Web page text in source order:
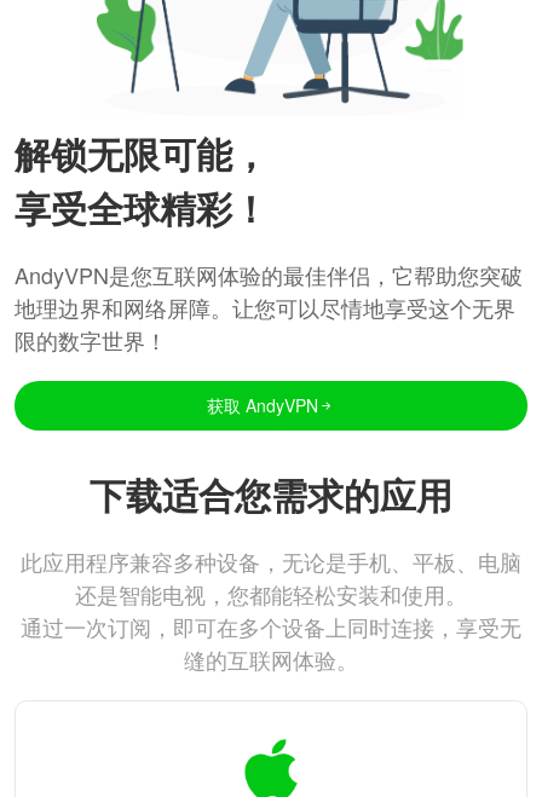
解锁无限可能，
享受全球精彩！
AndyVPN是您互联网体验的最佳伴侣，它帮助您突破
地理边界和网络屏障。让您可以尽情地享受这个无界
限的数字世界！
获取 AndyVPN
下载适合您需求的应用
此应用程序兼容多种设备，无论是手机、平板、电脑
还是智能电视，您都能轻松安装和使用。
通过一次订阅，即可在多个设备上同时连接，享受无
缝的互联网体验。